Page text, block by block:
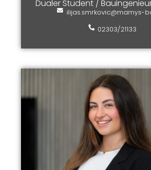
Dualer Student /
ilijas.smrkovic@mamys-
02303/21133